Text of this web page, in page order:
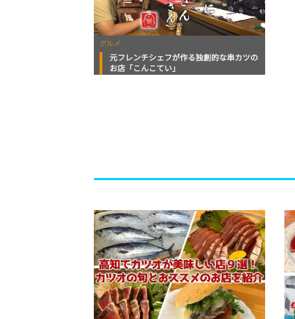
グルメ
元フレンチシェフが作る独創的な串カツの
お店「こんこてい」